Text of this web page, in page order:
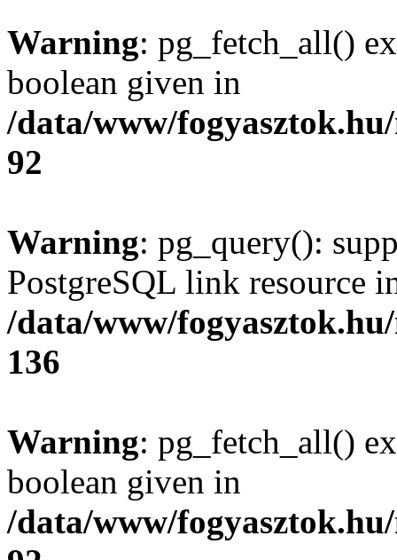
Warning: pg_fetch_all()
boolean given in
/data/www/
92
Warning: pg_query():
PostgreSQL link resource
/data/www/
136
Warning: pg_fetch_all()
boolean given in
/data/www/